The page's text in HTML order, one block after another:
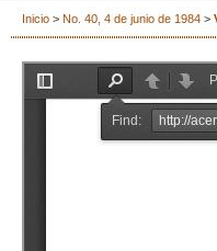
Inicio > No. 40, 4 de junio de 1984 >